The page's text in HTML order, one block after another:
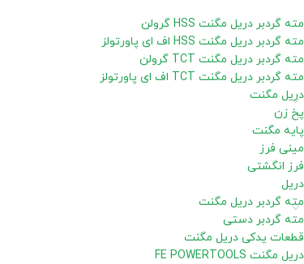
مته گردبر دریل مگنت HSS گرولن
مته گردبر دریل مگنت HSS اف ای پاورتولز
مته گردبر دریل مگنت TCT گرولن
مته گردبر دریل مگنت TCT اف ای پاورتولز
دریل مگنت
پخ زن
پایه مگنت
مینی فرز
فرز انگشتی
دریل
مته گردبر دریل مگنت
مته گردبر دستی
قطعات یدکی دریل مگنت
دریل مگنت FE POWERTOOLS